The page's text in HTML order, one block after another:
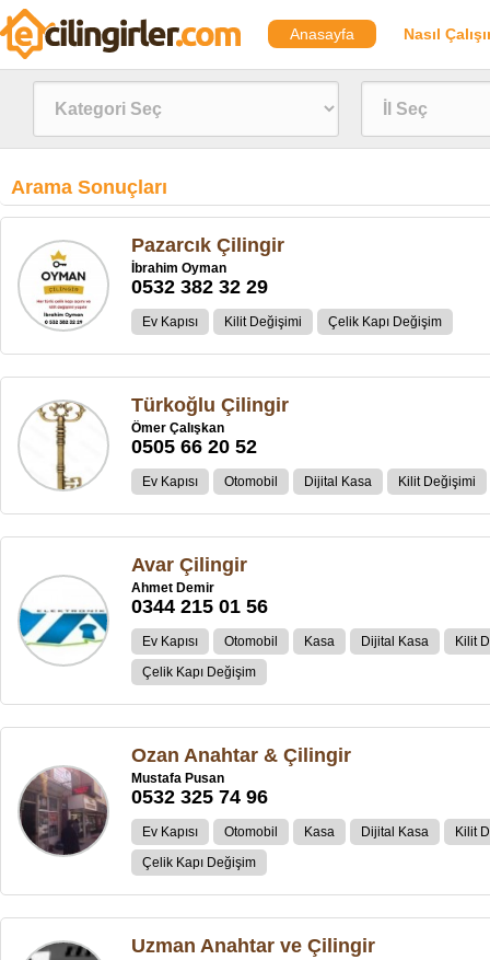
Anasayfa Nasıl
Arama Sonuçları
Pazarcık Çilingir
İbrahim Oyman
0532 382 32 29
Ev Kapısı Kilit Değişimi Çelik Kapı Değişim
Türkoğlu Çilingir
Ömer Çalışkan
0505 66 20 52
Ev Kapısı Otomobil Dijital Kasa Kilit Değişimi
Avar Çilingir
Ahmet Demir
0344 215 01 56
Ev Kapısı Otomobil Kasa Dijital Kasa
Kilit
Çelik Kapı Değişim
Ozan Anahtar & Çilingir
Mustafa Pusan
0532 325 74 96
Ev Kapısı Otomobil Kasa Dijital Kasa
Kilit
Çelik Kapı Değişim
Uzman Anahtar ve Çilingir